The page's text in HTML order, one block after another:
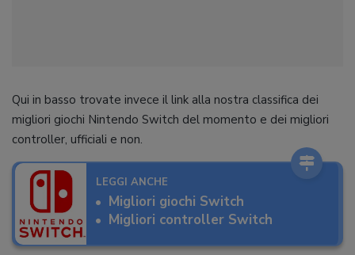
Qui in basso trovate invece il link alla nostra classifica dei
migliori giochi Nintendo Switch del momento e dei migliori
controller, ufficiali e non.
LEGGI ANCHE
Migliori giochi Switch
Migliori controller Switch